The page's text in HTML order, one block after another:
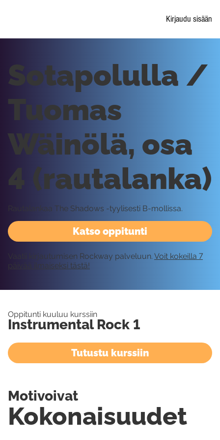
Kirjaudu sisään
Katso oppitunti
Sotapolulla /
Tuomas
Wäinölä, osa
4 (rautalanka)
Rautalankaa The Shadows -tyylisesti B-mollissa.
Vaatii kirjautumisen Rockway palveluun. Voit kokeilla 7
päivää ilmaiseksi tästä!
Oppitunti kuuluu kurssiin
Instrumental Rock 1
Tutustu kurssiin
Kokonaisuudet
Motivoivat